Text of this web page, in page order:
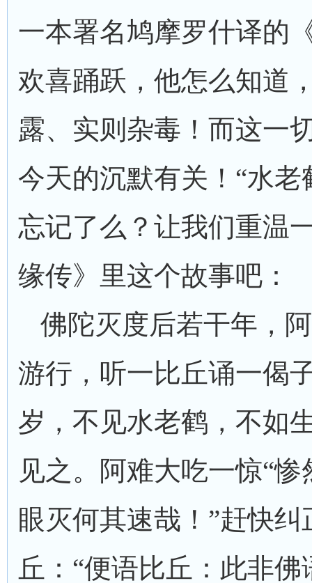
一本署名鸠摩罗什译的
欢喜踊跃，他怎么知道
露、实则杂毒！而这一
今天的沉默有关！“水老
忘记了么？让我们重温
缘传》里这个故事吧：
佛陀灭度后若干年，
游行，听一比丘诵一偈
岁，不见水老鹤，不如
见之。阿难大吃一惊“
眼灭何其速哉！”赶快纠
丘：“便语比丘：此非